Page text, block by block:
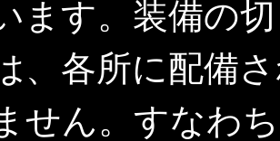
ます。装備の
、各所に配備
せん。すなわ